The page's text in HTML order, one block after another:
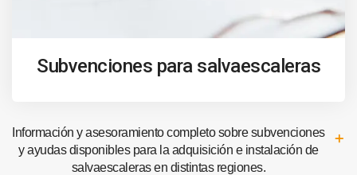
Subvenciones para salvaescaleras
Información y asesoramiento completo sobre subvenciones
y ayudas disponibles para la adquisición e instalación de
salvaescaleras en distintas regiones.